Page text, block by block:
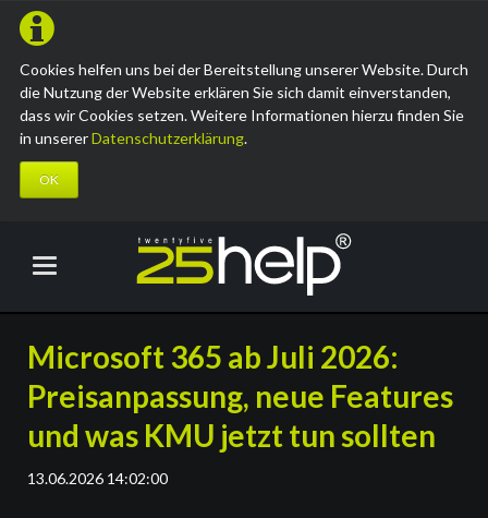
Cookies helfen uns bei der Bereitstellung unserer Website. Durch
die Nutzung der Website erklären Sie sich damit einverstanden,
dass wir Cookies setzen. Weitere Informationen hierzu finden Sie
in unsererDatenschutzerklärung.
OK
Microsoft 365 ab Juli 2026:
Preisanpassung, neue Features
und was KMU jetzt tun sollten
13.06.2026 14:02:00